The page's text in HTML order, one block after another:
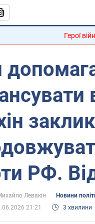
Герої
РФ.
Левакін
Новини
21:21
3 хвилини